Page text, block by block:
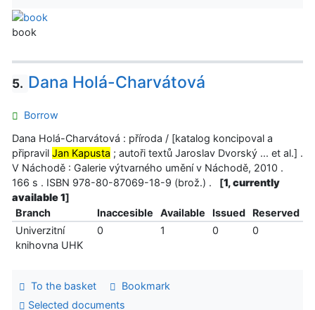
book
5. Dana Holá-Charvátová
Borrow
Dana Holá-Charvátová : příroda / [katalog koncipoval a
připravil Jan Kapusta ; autoři textů Jaroslav Dvorský ... et al.] .
V Náchodě : Galerie výtvarného umění v Náchodě, 2010 .
166 s . ISBN 978-80-87069-18-9 (brož.) .
[1, currently
available 1]
Branch
Inaccesible Available Issued
Reserved
Univerzitní
knihovna UHK
0 1 0 0
To the basket
Bookmark
Selected documents